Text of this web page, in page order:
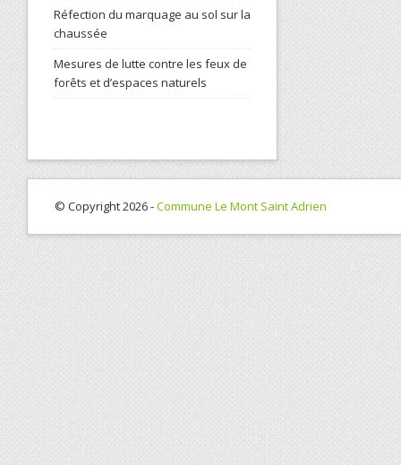
Réfection du marquage au sol sur la
chaussée
Mesures de lutte contre les feux de
forêts et d’espaces naturels
© Copyright 2026 -Commune Le Mont Saint Adrien